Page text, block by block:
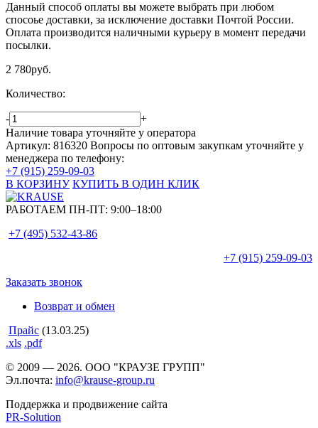
Данный способ оплаты вы можете выбрать при любом
спосоье доставки, за исключение доставки Почтой России.
Оплата производится наличными курьеру в момент передачи
посылки.
2 780руб.
Количество:
-
+
Наличие товара уточняйте у оператора
Артикул: 816320 Вопросы по оптовым закупкам уточняйте у
менеджера по телефону:
+7 (915) 259-09-03
В КОРЗИНУ КУПИТЬ В ОДИН КЛИК
РАБОТАЕМ ПН-ПТ: 9:00–18:00
+7 (495) 532-43-86
+7 (915) 259-09-03
Заказать звонок
Возврат и обмен
Прайс (13.03.25)
.xls .pdf
© 2009 — 2026. ООО "КРАУЗЕ ГРУПП"
Эл.почта: info@krause-group.ru
Поддержка и продвижение сайта
PR-Solution